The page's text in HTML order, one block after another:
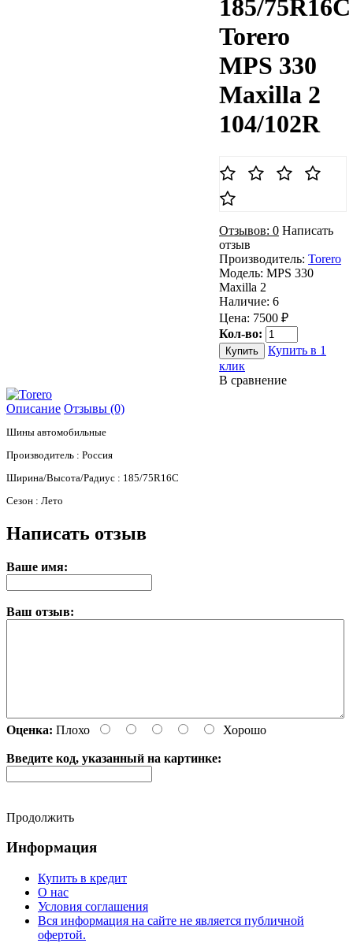
185/75R16C
Torero
MPS 330
Maxilla 2
104/102R
Отзывов: 0 Написать
отзыв
Производитель: Torero
Модель: MPS 330
Maxilla 2
Наличие: 6
Цена: 7500 ₽
Кол-во:
Купить в 1
клик
В сравнение
Описание Отзывы (0)
Шины автомобильные
Производитель : Россия
Ширина/Высота/Радиус : 185/75R16C
Сезон : Лето
Написать отзыв
Ваше имя:
Ваш отзыв:
Оценка: Плохо Хорошо
Введите код, указанный на картинке:
Продолжить
Информация
Купить в кредит
О нас
Условия соглашения
Вся информация на сайте не является публичной
офертой.